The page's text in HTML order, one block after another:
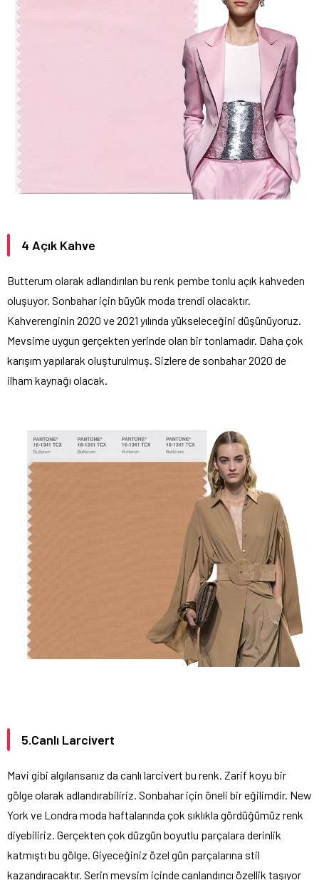
4 Açık Kahve
Butterum olarak adlandırılan bu renk pembe tonlu açık kahveden
oluşuyor. Sonbahar için büyük moda trendi olacaktır.
Kahverenginin 2020 ve 2021 yılında yükseleceğini düşünüyoruz.
Mevsime uygun gerçekten yerinde olan bir tonlamadır. Daha çok
karışım yapılarak oluşturulmuş. Sizlere de sonbahar 2020 de
ilham kaynağı olacak.
5.Canlı Larcivert
Mavi gibi algılansanız da canlı larcivert bu renk. Zarif koyu bir
gölge olarak adlandırabiliriz. Sonbahar için öneli bir eğilimdir. New
York ve Londra moda haftalarında çok sıklıkla gördüğümüz renk
diyebiliriz. Gerçekten çok düzgün boyutlu parçalara derinlik
katmıştı bu gölge. Giyeceğiniz özel gün parçalarına stil
kazandıracaktır. Serin mevsim içinde canlandırıcı özellik taşıyor